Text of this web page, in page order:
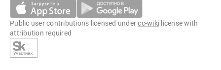
Public user contributions licensed undercc-wiki license with
attribution required